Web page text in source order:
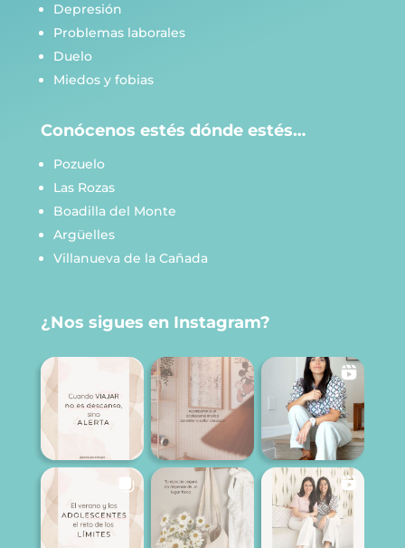
Depresión
Problemas laborales
Duelo
Miedos y fobias
Conócenos estés dónde estés…
Pozuelo
Las Rozas
Boadilla del Monte
Argüelles
Villanueva de la Cañada
¿Nos sigues en Instagram?